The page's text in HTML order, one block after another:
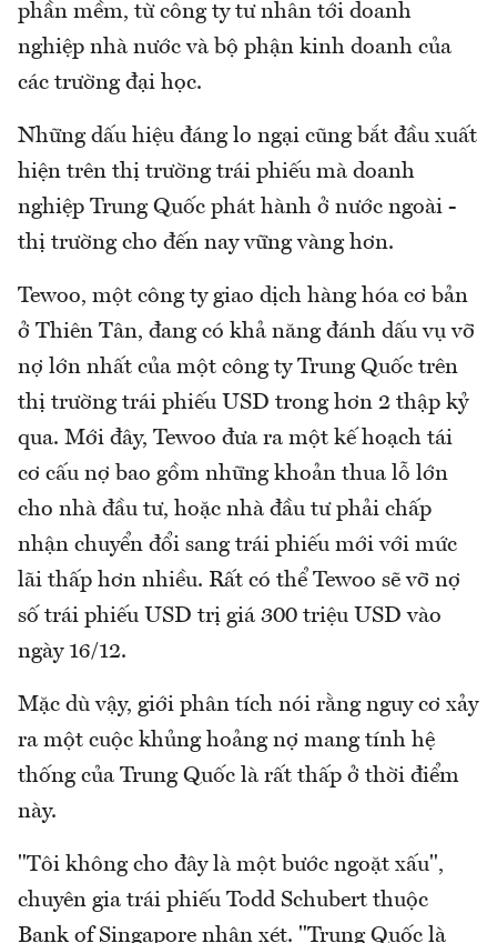
phần mềm, từ công ty tư nhân tới doanh
nghiệp nhà nước và bộ phận kinh doanh của
các trường đại học.
Những dấu hiệu đáng lo ngại cũng bắt đầu xuất
hiện trên thị trường trái phiếu mà doanh
nghiệp Trung Quốc phát hành ở nước ngoài -
thị trường cho đến nay vững vàng hơn.
Tewoo, một công ty giao dịch hàng hóa cơ bản
ở Thiên Tân, đang có khả năng đánh dấu vụ vỡ
nợ lớn nhất của một công ty Trung Quốc trên
thị trường trái phiếu USD trong hơn 2 thập kỷ
qua. Mới đây, Tewoo đưa ra một kế hoạch tái
cơ cấu nợ bao gồm những khoản thua lỗ lớn
cho nhà đầu tư, hoặc nhà đầu tư phải chấp
nhận chuyển đổi sang trái phiếu mới với mức
lãi thấp hơn nhiều. Rất có thể Tewoo sẽ vỡ nợ
số trái phiếu USD trị giá 300 triệu USD vào
ngày 16/12.
Mặc dù vậy, giới phân tích nói rằng nguy cơ xảy
ra một cuộc khủng hoảng nợ mang tính hệ
thống của Trung Quốc là rất thấp ở thời điểm
này.
"Tôi không cho đây là một bước ngoặt xấu",
chuyên gia trái phiếu Todd Schubert thuộc
Bank of Singapore nhận xét. "Trung Quốc là